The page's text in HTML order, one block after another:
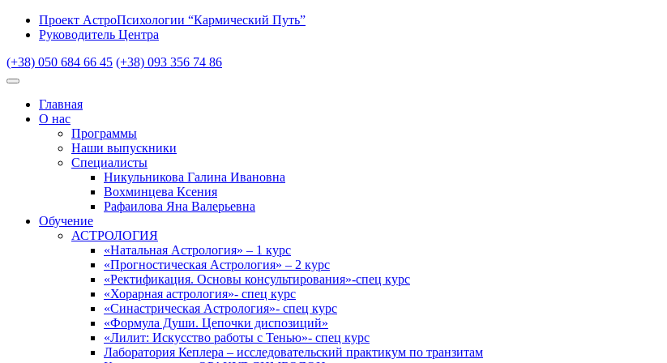
Проект АстроПсихологии “Кармический Путь”
Руководитель Центра
(+38) 050 684 66 45 (+38) 093 356 74 86
Главная
О нас
Программы
Наши выпускники
Специалисты
Никульникова Галина Ивановна
Вохминцева Ксения
Рафаилова Яна Валерьевна
Обучение
АСТРОЛОГИЯ
«Натальная Астрология» – 1 курс
«Прогностическая Астрология» – 2 курс
«Ректификация. Основы консультирования»-спец курс
«Хорарная астрология»- спец курс
«Синастрическая Астрология»- спец курс
«Формула Души. Цепочки диспозиций»
«Лилит: Искусство работы с Тенью»- спец курс
Лаборатория Кеплера – исследовательский практикум по транзитам